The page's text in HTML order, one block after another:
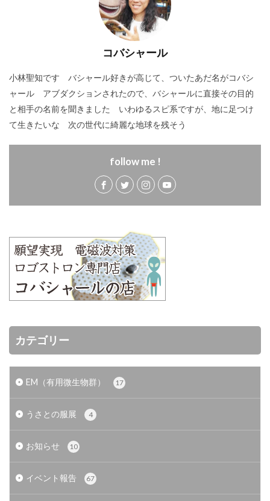
コバシャール
小林聖知です バシャール好きが高じて、ついたあだ名がコバシ
ャール アブダクションされたので、バシャールに直接その目的
と相手の名前を聞きました いわゆるスピ系ですが、地に足つけ
て生きたいな 次の世代に綺麗な地球を残そう
follow me !
カテゴリー
EM（有用微生物群） 17
うさとの服展 4
お知らせ 10
イベント報告 67